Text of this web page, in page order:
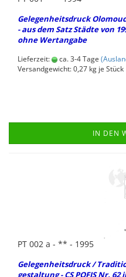
Ge­le­gen­heits­druck Olo­mouc
- aus dem Satz Städ­te von
ohne Wert­an­ga­be
Lieferzeit: ca. 3-4 Tage
Versandgewicht:0,27 kg je Stück
IN DEN
PT 002 a - ** - 1995
Ge­le­gen­heits­druck /
ge­stal­tung - CS POFIS Nr.